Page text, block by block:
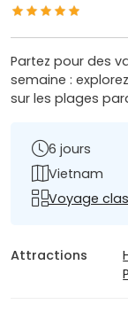
Partez pour des
semaine :
sur les plages
6 jours
Vietnam
Voyage
Attractions